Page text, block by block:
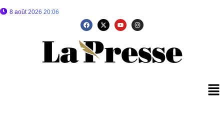
8 août 2026 20:06